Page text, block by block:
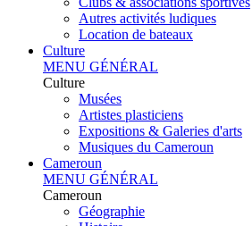
Autres activités ludiques
Location de bateaux
Culture
MENU GÉNÉRAL
Culture
Musées
Artistes plasticiens
Expositions & Galeries d'arts
Musiques du Cameroun
Cameroun
MENU GÉNÉRAL
Cameroun
Géographie